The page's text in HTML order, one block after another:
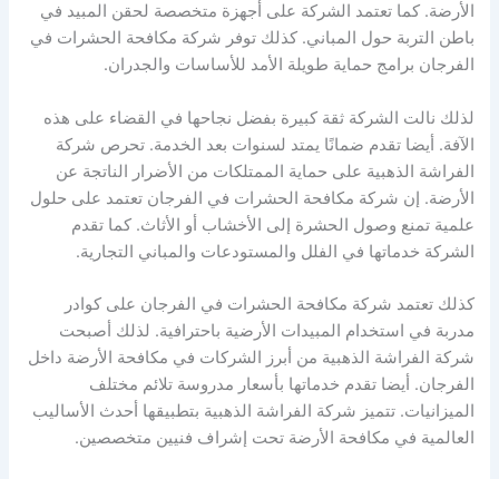
الأرضة. كما تعتمد الشركة على أجهزة متخصصة لحقن المبيد في
باطن التربة حول المباني. كذلك توفر شركة مكافحة الحشرات في
الفرجان برامج حماية طويلة الأمد للأساسات والجدران.
لذلك نالت الشركة ثقة كبيرة بفضل نجاحها في القضاء على هذه
الآفة. أيضا تقدم ضمانًا يمتد لسنوات بعد الخدمة. تحرص شركة
الفراشة الذهبية على حماية الممتلكات من الأضرار الناتجة عن
الأرضة. إن شركة مكافحة الحشرات في الفرجان تعتمد على حلول
علمية تمنع وصول الحشرة إلى الأخشاب أو الأثاث. كما تقدم
الشركة خدماتها في الفلل والمستودعات والمباني التجارية.
كذلك تعتمد شركة مكافحة الحشرات في الفرجان على كوادر
مدربة في استخدام المبيدات الأرضية باحترافية. لذلك أصبحت
شركة الفراشة الذهبية من أبرز الشركات في مكافحة الأرضة داخل
الفرجان. أيضا تقدم خدماتها بأسعار مدروسة تلائم مختلف
الميزانيات. تتميز شركة الفراشة الذهبية بتطبيقها أحدث الأساليب
العالمية في مكافحة الأرضة تحت إشراف فنيين متخصصين.